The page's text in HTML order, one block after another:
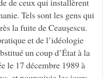
Tels sont les gens qui
la fuite de Ceauşescu.
et de l’idéologie
un coup d’État à la
le 17 décembre 1989 à